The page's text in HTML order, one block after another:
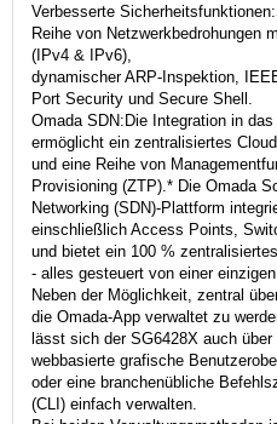
Verbesserte
Reihe von Netzwerkbedrohungen
(IPv4 & IPv6),
dynamischer ARP-Inspektion,
Port Security und Secure Shell.
Omada SDN:Die Integration in
ermöglicht ein zentralisiertes
und eine Reihe von
Provisioning (ZTP).* Die Omada
Networking (SDN)-Plattform
einschließlich Access Points,
und bietet ein 100 %
- alles gesteuert von einer
Neben der Möglichkeit, zentral
die Omada-App verwaltet zu
lässt sich der SG6428X auch
webbasierte grafische
oder eine branchenübliche
(CLI) einfach verwalten.